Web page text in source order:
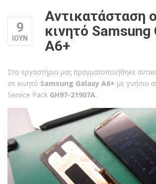
9
ΙΟΥΝ
Αντικατάσταση
κινητό Samsung
A6+
Στο εργαστήριο μας πραγματοποιήθηκε
σε κινητό Samsung Galaxy A6+ με γνήσιο
Service Pack GH97-21907A.